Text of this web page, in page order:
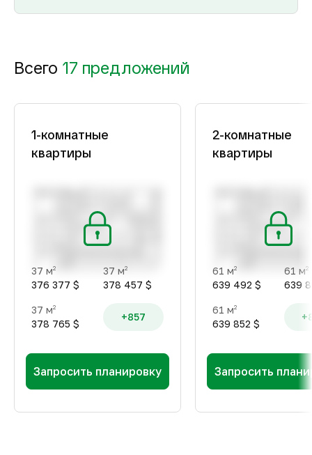
Всего 17 предложений
1-комнатные
квартиры
37 м2
376 377 $
37 м2
378 457 $
37 м2
378 765 $
+857
Запросить планировку
2-комнатные
квартиры
61 м2
639 492 $
61 м2
639
61 м2
639 852 $
Запросить